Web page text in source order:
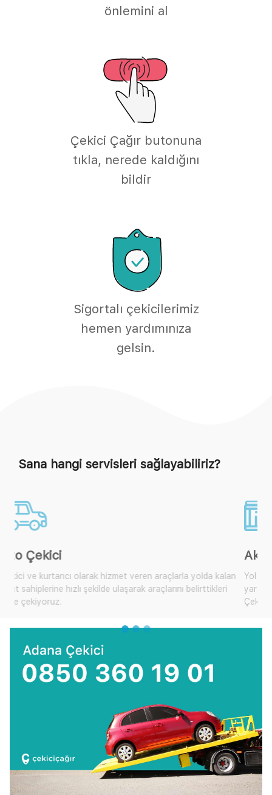
önlemini al
Çekici Çağır butonuna
tıkla, nerede kaldığını
bildir
Sigortalı çekicilerimiz
hemen yardımınıza
gelsin.
Sana hangi servisleri sağlayabiliriz?
Akü Takviye
Yol yardım araçlarımıza ulaşarak size yakın olan mobil araçtan
yardım isteyebilir, çok sık karşılaşılan bu durum için artık
Çekici Çağır'dan yardım talep edebilirsiniz.